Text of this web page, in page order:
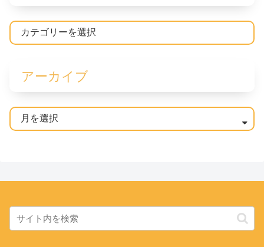
アーカイブ